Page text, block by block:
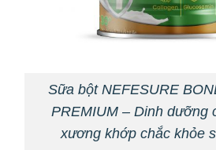
Sữa bột NEFESURE
PREMIUM – Dinh dưỡng
xương khớp chắc khỏe